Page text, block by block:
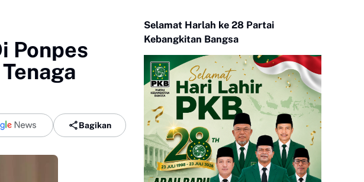
Ponpes
Bagikan
Selamat Harlah ke 28 Partai
Kebangkitan Bangsa